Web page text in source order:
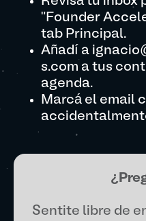
"Founder
tab Principal.
Añadí a
s.com a tus
agenda.
Marcá el email
Sentite libre de